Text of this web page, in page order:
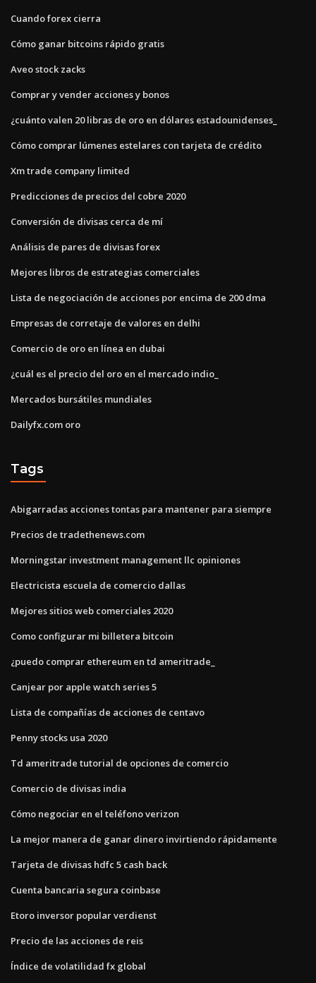
Cuando forex cierra
Cómo ganar bitcoins rápido gratis
Aveo stock zacks
Comprar y vender acciones y bonos
¿cuánto valen 20 libras de oro en dólares estadounidenses_
Cómo comprar lúmenes estelares con tarjeta de crédito
Xm trade company limited
Predicciones de precios del cobre 2020
Conversión de divisas cerca de mí
Análisis de pares de divisas forex
Mejores libros de estrategias comerciales
Lista de negociación de acciones por encima de 200 dma
Empresas de corretaje de valores en delhi
Comercio de oro en línea en dubai
¿cuál es el precio del oro en el mercado indio_
Mercados bursátiles mundiales
Dailyfx.com oro
Tags
Abigarradas acciones tontas para mantener para siempre
Precios de tradethenews.com
Morningstar investment management llc opiniones
Electricista escuela de comercio dallas
Mejores sitios web comerciales 2020
Como configurar mi billetera bitcoin
¿puedo comprar ethereum en td ameritrade_
Canjear por apple watch series 5
Lista de compañías de acciones de centavo
Penny stocks usa 2020
Td ameritrade tutorial de opciones de comercio
Comercio de divisas india
Cómo negociar en el teléfono verizon
La mejor manera de ganar dinero invirtiendo rápidamente
Tarjeta de divisas hdfc 5 cash back
Cuenta bancaria segura coinbase
Etoro inversor popular verdienst
Precio de las acciones de reis
Índice de volatilidad fx global